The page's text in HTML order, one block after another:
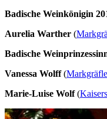
Badische Weinkönigin
Aurelia Warther ​ (
Badische
Vanessa Wolff​ (
Marie-Luise Wolf(​